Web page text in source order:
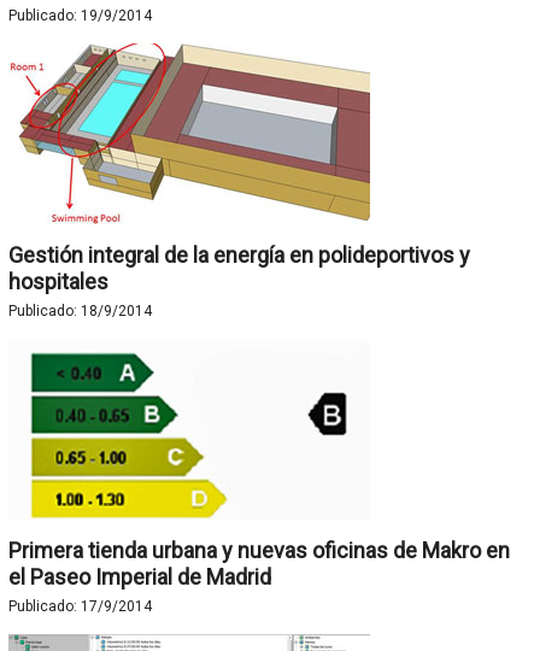
Publicado: 19/9/2014
Gestión integral de la energía en polideportivos y
hospitales
Publicado: 18/9/2014
Primera tienda urbana y nuevas oficinas de Makro en
el Paseo Imperial de Madrid
Publicado: 17/9/2014